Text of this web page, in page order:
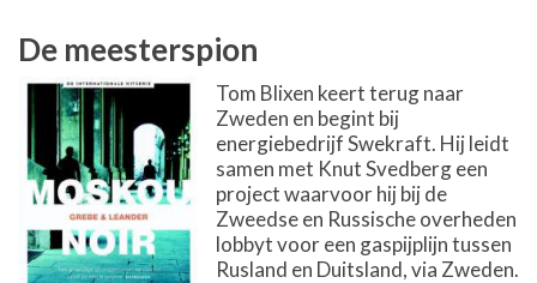
De meesterspion
Tom Blixen keert terug naar
Zweden en begint bij
energiebedrijf Swekraft. Hij leidt
samen met Knut Svedberg een
project waarvoor hij bij de
Zweedse en Russische overheden
lobbyt voor een gaspijplijn tussen
Rusland en Duitsland, via Zweden.